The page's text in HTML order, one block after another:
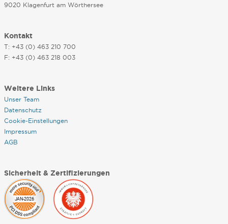
9020 Klagenfurt am Wörthersee
Kontakt
T: +43 (0) 463 210 700
F: +43 (0) 463 218 003
Weitere Links
Unser Team
Datenschutz
Cookie-Einstellungen
Impressum
AGB
Sicherheit & Zertifizierungen